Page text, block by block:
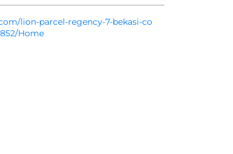
lion-parcel-regency-7-bekasi-co
Home